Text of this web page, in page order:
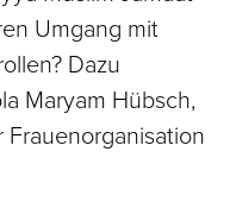
Umgang mit
Dazu
Maryam Hübsch,
Frauenorganisation